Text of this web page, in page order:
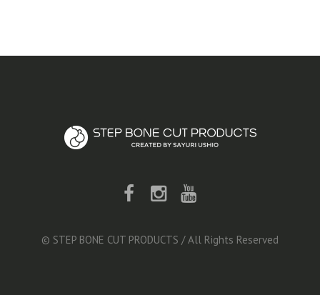
© STEP BONE CUT PRODUCTS / All Rights Reserved